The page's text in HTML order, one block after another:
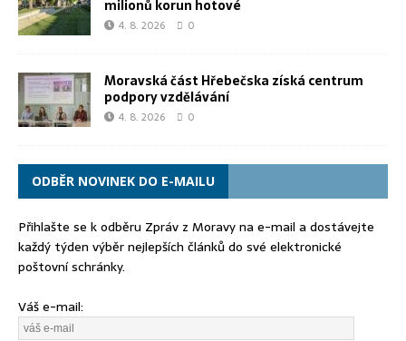
milionů korun hotové
4. 8. 2026 0
Moravská část Hřebečska získá centrum
podpory vzdělávání
4. 8. 2026 0
ODBĚR NOVINEK DO E-MAILU
Přihlašte se k odběru Zpráv z Moravy na e-mail a dostávejte
každý týden výběr nejlepších článků do své elektronické
poštovní schránky.
Váš e-mail: